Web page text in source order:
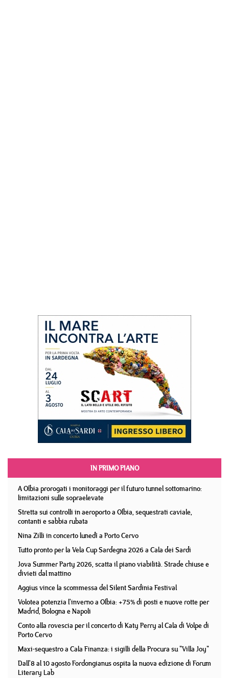
IN PRIMO PIANO
A Olbia prorogati i monitoraggi per il futuro tunnel sottomarino:
limitazioni sulle sopraelevate
Stretta sui controlli in aeroporto a Olbia, sequestrati caviale,
contanti e sabbia rubata
Nina Zilli in concerto lunedì a Porto Cervo
Tutto pronto per la Vela Cup Sardegna 2026 a Cala dei Sardi
Jova Summer Party 2026, scatta il piano viabilità. Strade chiuse e
divieti dal mattino
Aggius vince la scommessa del Silent Sardinia Festival
Volotea potenzia l'inverno a Olbia: +75% di posti e nuove rotte per
Madrid, Bologna e Napoli
Conto alla rovescia per il concerto di Katy Perry al Cala di Volpe di
Porto Cervo
Maxi-sequestro a Cala Finanza: i sigilli della Procura su "Villa Joy"
Dall'8 al 10 agosto Fordongianus ospita la nuova edizione di Forum
Literary Lab